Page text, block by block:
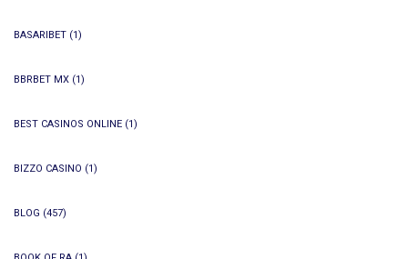
BASARIBET (1)
BBRBET MX (1)
BEST CASINOS ONLINE (1)
BIZZO CASINO (1)
BLOG (457)